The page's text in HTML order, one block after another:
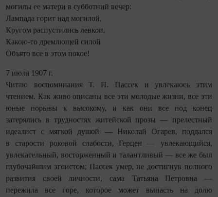
могилы ее матери в субботний вечер:
Лампада горит над могилой,
Кругом распустились левкои.
Какою-то дремлющей силой
Объято все в этом покое!
7 июля 1907 г.
Читаю воспоминания Т. П. Пассек и увлекаюсь этим
чтением. Как живо описаны все эти молодые жизни, все эти
юные порывы к высокому, и как они все под конец
затерялись в трудностях житейской прозы — прелестный
идеалист с мягкой душой — Николай Огарев, поддался
в старости роковой слабости, Герцен — увлекающийся,
увлекательный, восторженный и талантливый — все же был
глубочайшим эгоистом; Пассек умер, не достигнув полного
развития своей личности, сама Татьяна Петровна —
пережила все горе, которое может выпасть на долю